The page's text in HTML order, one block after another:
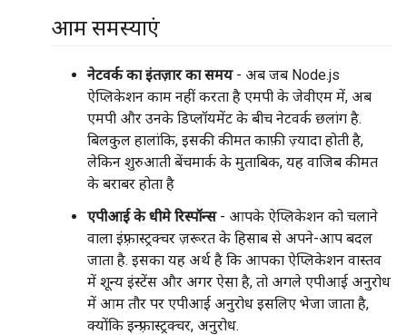
आम समस्याएं
नेटवर्क का इंतज़ार का समय- अब जब Node.js
ऐप्लिकेशन काम नहीं करता है एमपी के जेवीएम में, अब
एमपी और उनके डिप्लॉयमेंट के बीच नेटवर्क छलांग है.
बिलकुल हालांकि, इसकी कीमत काफ़ी ज़्यादा होती है,
लेकिन शुरुआती बेंचमार्क के मुताबिक, यह वाजिब कीमत
के बराबर होता है
एपीआई के धीमे रिस्पॉन्स- आपके ऐप्लिकेशन को चलाने
वाला इंफ़्रास्ट्रक्चर ज़रूरत के हिसाब से अपने-आप बदल
जाता है. इसका यह अर्थ है कि आपका ऐप्लिकेशन वास्तव
में शून्य इंस्टेंस और अगर ऐसा है, तो अगले एपीआई अनुरोध
में आम तौर पर एपीआई अनुरोध इसलिए भेजा जाता है,
क्योंकि इन्फ़्रास्ट्रक्चर, अनुरोध.